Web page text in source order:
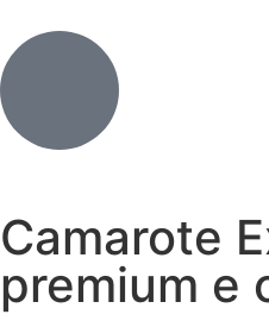
Camarote
premium e